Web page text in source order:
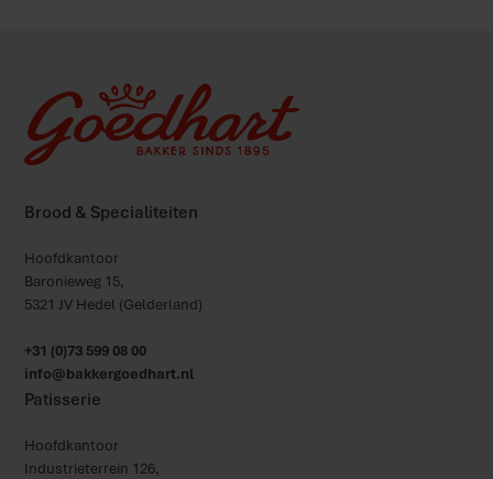
Brood & Specialiteiten
Hoofdkantoor
Baronieweg 15,
5321 JV Hedel (Gelderland)
+31 (0)73 599 08 00
info@bakkergoedhart.nl
Patisserie
Hoofdkantoor
Industrieterrein 126,